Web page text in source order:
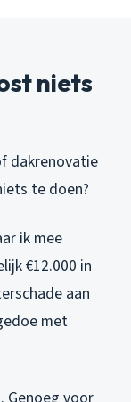
niets
dakrenovatie
te doen?
ik mee
€12.000 in
aan
met